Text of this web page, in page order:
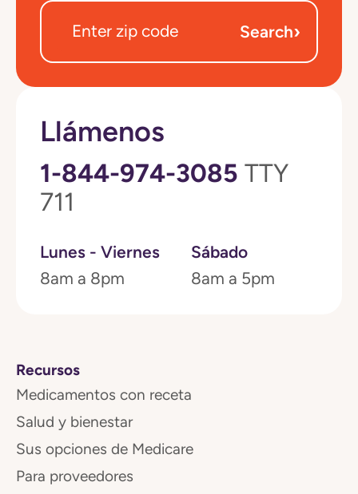
Search›
Llámenos
1-844-974-3085 TTY
711
Lunes - Viernes
8am a 8pm
Sábado
8am a 5pm
Recursos
Medicamentos con receta
Salud y bienestar
Sus opciones de Medicare
Para proveedores